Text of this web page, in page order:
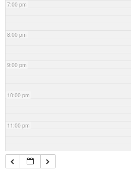
7:00 pm
8:00 pm
9:00 pm
10:00 pm
11:00 pm